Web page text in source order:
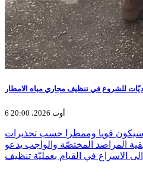
للشروع في تنظيف مجاري مياه الامطار
6 أوت 2026، 20:00
سيكون قويا وممطرا حسب تحذيرات
المراصد المختصّة والواجب يدعو